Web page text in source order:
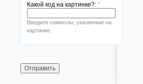
Какой код на картинке?: *
Введите символы, указанные на
картинке.